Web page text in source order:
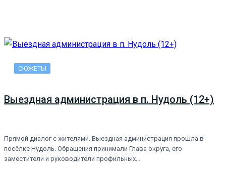
СЮЖЕТЫ
Выездная администрация в п. Нудоль (12+)
Прямой диалог с жителями. Выездная администрация прошла в
посёлке Нудоль. Обращения принимали Глава округа, его
заместители и руководители профильных…